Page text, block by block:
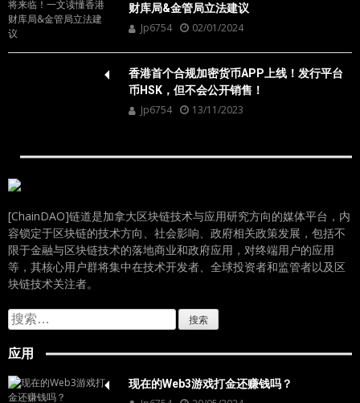
财库局&金管局立法建议
Jp6754 02/01/2024
香港首个合规加密货币APP上线！发行平台
币HSK，但不会公开销售！
Jp6754 13/11/2023
[ChainDAO]链道是加拿大区块链技术与应用研究方向的媒体平台，内
容锁定于区块链的技术方向、社会影响、政府相关政策发展，包括不
限于金融与区块链技术的落地商业和政府应用，对终端用户的应用
等，其核心用户群将集中在技术开发者、全球投资者和监管者以及区
块链技术关注者。
搜
索：
应用
现在的Web3游戏打金还赚钱吗？